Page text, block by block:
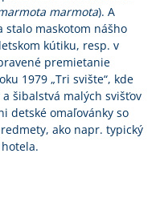
marmota). A
stalo maskotom nášho
kútiku, resp. v
premietanie
1979 „Tri svište“, kde
šibalstvá malých svišťov
detské omaľovánky so
ako napr. typický